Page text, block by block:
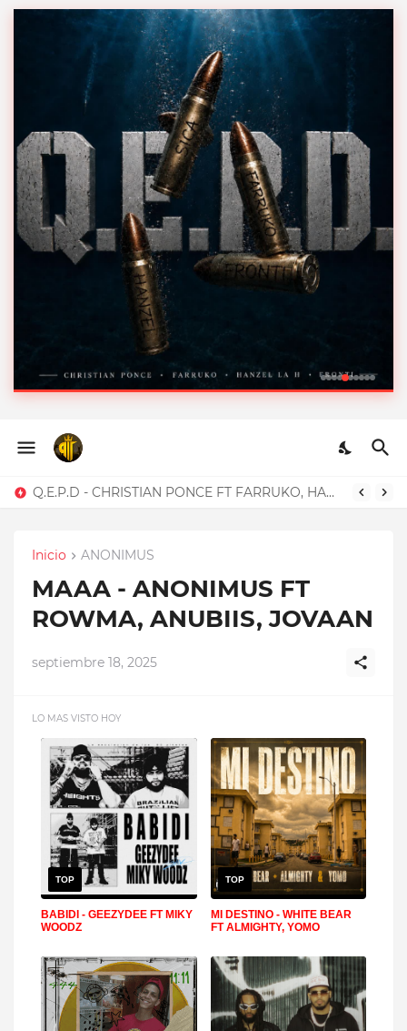
PONCE FT FARRUKO,
HANZEL LA H, FRONTI
BELLAQUEO - BLACKINNY FT HADES66
Inicio ANONIMUS
MAAA - ANONIMUS FT
ROWMA, ANUBIIS, JOVAAN
septiembre 18, 2025
LO MAS VISTO HOY
TOP
BABIDI - GEEZYDEE FT MIKY
WOODZ
TOP
MI DESTINO - WHITE BEAR
FT ALMIGHTY, YOMO